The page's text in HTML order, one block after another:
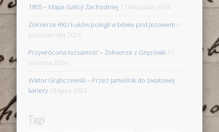
1805 – Mapa Galicji Zachodniej 17 listopada 2024
Żołnierze RKU Łuków polegli w bitwie pod Jeżowem 6
października 2024
Przywrócona tożsamość – Żołnierze z Gręzówki 31
sierpnia 2024
Wiktor Grąbczewski – Przez Jamielnik do światowej
kariery 28 lipca 2024
Tagi